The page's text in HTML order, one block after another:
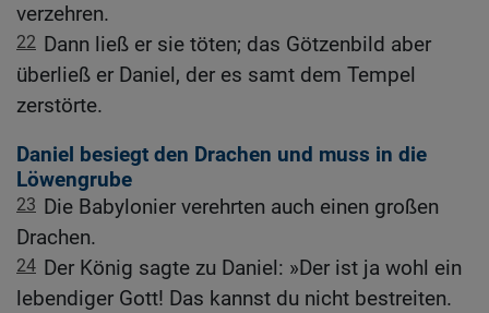
verzehren.
22 Dann ließ er sie töten; das Götzenbild aber
überließ er Daniel, der es samt dem Tempel
zerstörte.
Daniel besiegt den Drachen und muss in die
Löwengrube
23 Die Babylonier verehrten auch einen großen
Drachen.
24 Der König sagte zu Daniel: »Der ist ja wohl ein
lebendiger Gott! Das kannst du nicht bestreiten.